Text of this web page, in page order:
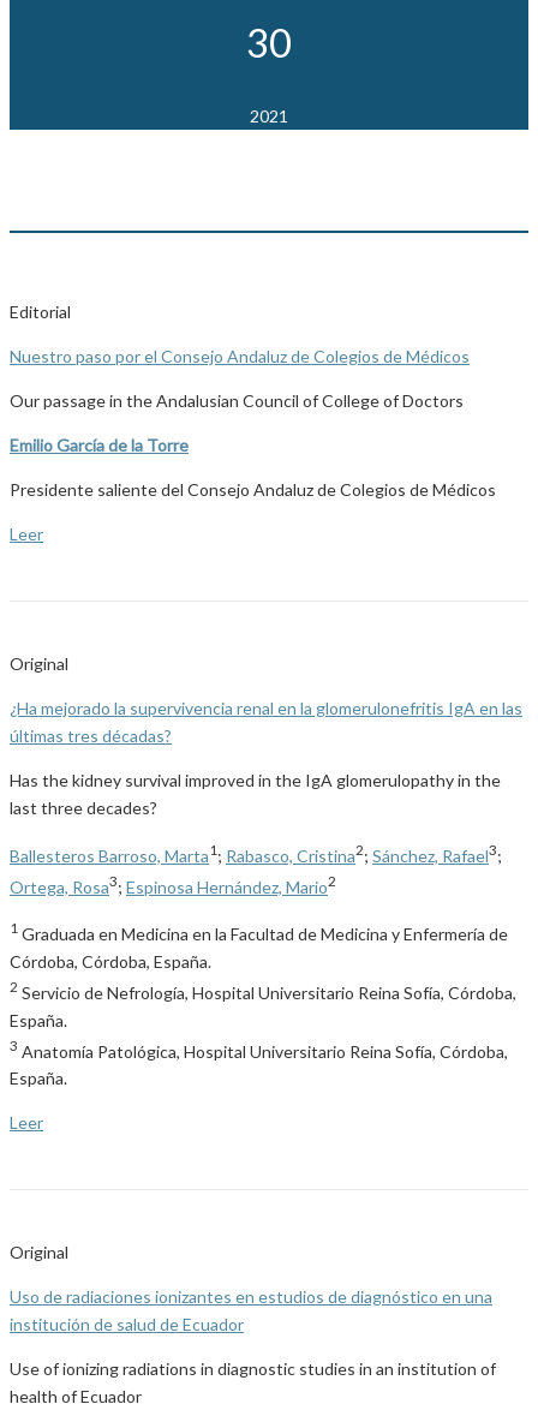
30
2021
Editorial
Nuestro paso por el Consejo Andaluz de Colegios de Médicos
Our passage in the Andalusian Council of College of Doctors
Emilio García de la Torre
Presidente saliente del Consejo Andaluz de Colegios de Médicos
Leer
Original
¿Ha mejorado la supervivencia renal en la glomerulonefritis IgA en las
últimas tres décadas?
Has the kidney survival improved in the IgA glomerulopathy in the
last three decades?
Ballesteros Barroso, Marta1 ; Rabasco, Cristina2; Sánchez, Rafael3;
Ortega, Rosa3; Espinosa Hernández, Mario2
1 Graduada en Medicina en la Facultad de Medicina y Enfermería de
Córdoba, Córdoba, España.
2 Servicio de Nefrología, Hospital Universitario Reina Sofía, Córdoba,
España.
3 Anatomía Patológica, Hospital Universitario Reina Sofía, Córdoba,
España.
Leer
Original
Uso de radiaciones ionizantes en estudios de diagnóstico en una
institución de salud de Ecuador
Use of ionizing radiations in diagnostic studies in an institution of
health of Ecuador